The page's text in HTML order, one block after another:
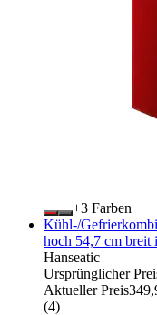
+
Farben
Kühl-/
hoch 54,7 cm breit
Hanseatic
Ursprünglicher
Aktueller Preis
(4)